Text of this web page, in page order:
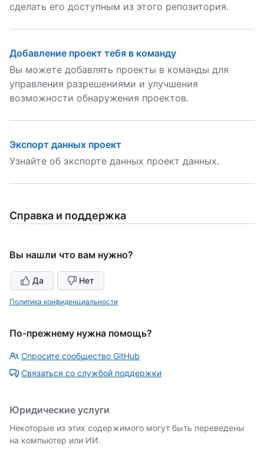
сделать его доступным из этого репозитория.
Добавление проект тебя в команду
Вы можете добавлять проекты в команды для
управления разрешениями и улучшения
возможности обнаружения проектов.
Экспорт данных проект
Узнайте об экспорте данных проект данных.
Справка и поддержка
Вы нашли что вам нужно?
Да Нет
Политика конфиденциальности
По-прежнему нужна помощь?
Спросите сообщество GitHub
Связаться со службой поддержки
Юридические услуги
Некоторые из этих содержимого могут быть переведены
на компьютер или ИИ.